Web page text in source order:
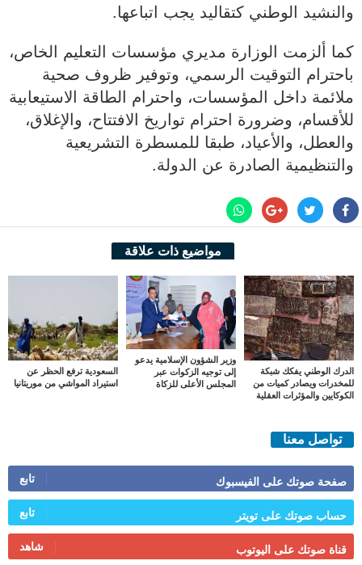
والنشيد الوطني كتقاليد يجب اتباعها.
كما ألزمت الوزارة مديري مؤسسات التعليم الخاص،
باحترام التوقيت الرسمي، وتوفير ظروف صحية
ملائمة داخل المؤسسات، واحترام الطاقة الاستيعابية
للأقسام، وضرورة احترام تواريخ الافتتاح، والإغلاق،
والعطل، والأعياد، طبقا للمسطرة التشريعية
والتنظيمية الصادرة عن الدولة.
مواضيع ذات علاقة
الدرك الوطني يفكك شبكة
للمخدرات ويصادر كميات من
الكوكايين والمؤثرات العقلية
وزير الشؤون الإسلامية يدعو
إلى توجيه الزكوات عبر
المجلس الأعلى للزكاة
السعودية ترفع الحظر عن
استيراد المواشي من موريتانيا
تواصل معنا
صفحة صوتك على الفيسبوك تابع
حساب صوتك على تويتر تابع
قناة صوتك على اليوتوب شاهد